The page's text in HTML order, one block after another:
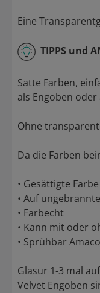
Eine
TIPPS und
Satte Farben,
als Engoben
Ohne
Da die Farben
• Gesättigte Farbe
• Auf
• Farbecht
• Kann mit oder
• Sprühbar
Glasur 1-3 mal
Velvet Engoben